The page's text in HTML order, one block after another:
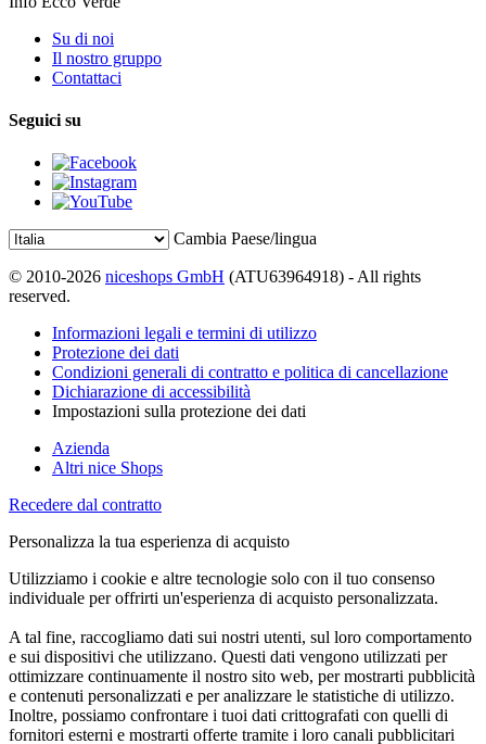
Su di noi
Il nostro gruppo
Contattaci
Seguici su
Cambia Paese/lingua
© 2010-2026 niceshops GmbH (ATU63964918) - All rights
reserved.
Informazioni legali e termini di utilizzo
Protezione dei dati
Condizioni generali di contratto e politica di cancellazione
Dichiarazione di accessibilità
Impostazioni sulla protezione dei dati
Azienda
Altri nice Shops
Recedere dal contratto
Personalizza la tua esperienza di acquisto
Utilizziamo i cookie e altre tecnologie solo con il tuo consenso
individuale per offrirti un'esperienza di acquisto personalizzata.
A tal fine, raccogliamo dati sui nostri utenti, sul loro comportamento
e sui dispositivi che utilizzano. Questi dati vengono utilizzati per
ottimizzare continuamente il nostro sito web, per mostrarti pubblicità
e contenuti personalizzati e per analizzare le statistiche di utilizzo.
Inoltre, possiamo confrontare i tuoi dati crittografati con quelli di
fornitori esterni e mostrarti offerte tramite i loro canali pubblicitari